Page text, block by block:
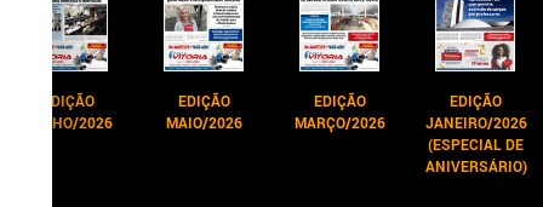
EDIÇÃO
JUNHO/2026
EDIÇÃO
MAIO/2026
EDIÇÃO
MARÇO/2026
EDIÇÃO
JANEIRO/2026
(ESPECIAL DE
ANIVERSÁRIO)